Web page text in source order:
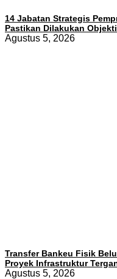
14 Jabatan Strategis
Pastikan Dilakukan
Agustus 5, 2026
Transfer Bankeu Fisik
Proyek Infrastruktur
Agustus 5, 2026